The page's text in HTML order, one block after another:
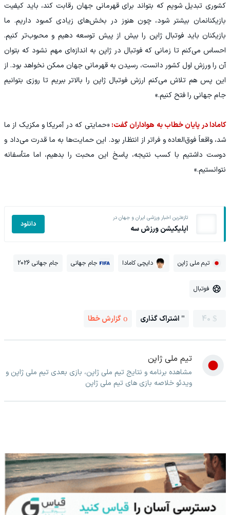
کشوری تبدیل شویم که بتواند برای قهرمانی جهان رقابت کند، باید کیفیت
بازیکنانمان بیشتر شود، چون هنوز در بخش‌های زیادی کمبود داریم. ما
بازیکنان باید فوتبال ژاپن را بیش از پیش توسعه دهیم و محبوب‌تر کنیم.
احساس می‌کنم تا زمانی که فوتبال در ژاپن به اندازه‌ای مهم نشود که بتوان
آن را ورزش اول کشور دانست، رسیدن به قهرمانی جهان ممکن نخواهد بود. از
این پس هم تلاش می‌کنم ارزش فوتبال ژاپن را بالاتر ببریم تا روزی بتوانیم
جام جهانی را فتح کنیم.»
کامادا در پایان خطاب به هواداران گفت: «حمایتی که در آمریکا و مکزیک از ما
شد، واقعاً فوق‌العاده و فراتر از انتظار بود. این حمایت‌ها به ما قدرت می‌داد و
دوست داشتیم با کسب نتیجه، پاسخ این محبت را بدهیم، اما متأسفانه
نتوانستیم.»
تازه‌ترین اخبار ورزشی ایران و جهان در
اپلیکیشن ورزش سه دانلود
تیم ملی ژاپن دایچی کامادا جام جهانی جام جهانی 2026
فوتبال
40 اشتراک گذاری گزارش خطا
تیم ملی ژاپن
مشاهده برنامه و نتایج تیم ملی ژاپن، بازی بعدی تیم ملی ژاپن و
ویدئو خلاصه بازی های تیم ملی ژاپن